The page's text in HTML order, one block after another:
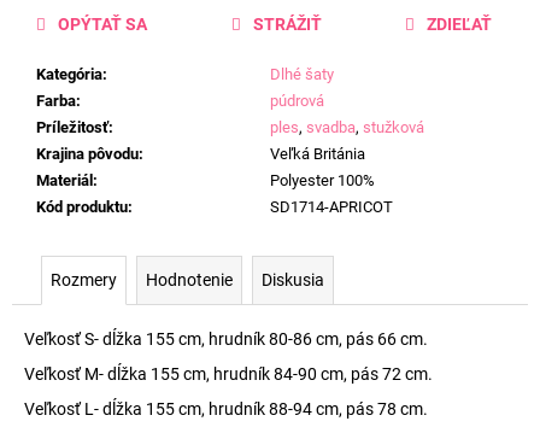
Kategória:
Dlhé šaty
Farba:
púdrová
Príležitosť: ples, svadba, stužková
Krajina pôvodu:
Veľká Británia
Materiál:
Polyester 100%
Kód produktu: SD1714-APRICOT
OPÝTAŤ SA STRÁŽIŤ ZDIEĽAŤ
Rozmery Hodnotenie Diskusia
Veľkosť S- dĺžka 155 cm, hrudník 80-86 cm, pás 66 cm.
Veľkosť M- dĺžka 155 cm, hrudník 84-90 cm, pás 72 cm.
Veľkosť L- dĺžka 155 cm, hrudník 88-94 cm, pás 78 cm.